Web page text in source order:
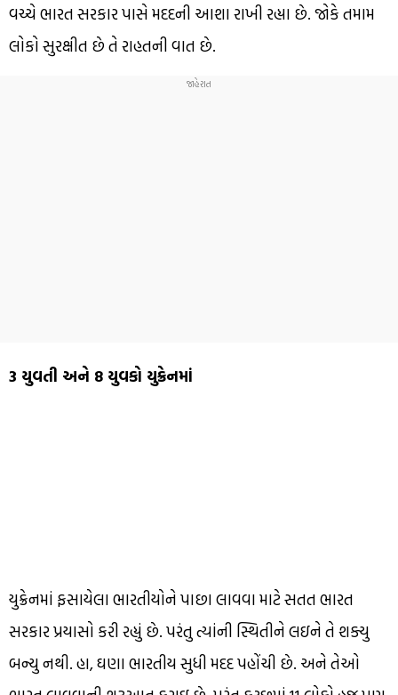
વચ્ચે ભારત સરકાર પાસે મદદની આશા રાખી રહ્યા છે. જોકે તમામ
લોકો સુરક્ષીત છે તે રાહતની વાત છે.
3 યુવતી અને 8 યુવકો યુક્રેનમાં
યુક્રેનમાં ફસાયેલા ભારતીયોને પાછા લાવવા માટે સતત ભારત
સરકાર પ્રયાસો કરી રહ્યું છે. પરંતુ ત્યાંની સ્થિતીને લઇને તે શક્યુ
બન્યુ નથી. હા, ઘણા ભારતીય સુધી મદદ પહોંચી છે. અને તેઓ